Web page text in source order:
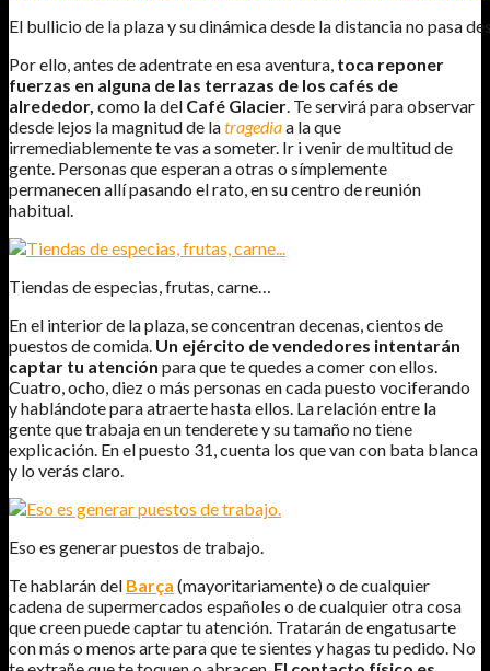
El bullicio de la plaza y su dinámica desde la distancia no pasa
Por ello, antes de adentrate en esa aventura, toca reponer
fuerzas en alguna de las terrazas de los cafés de
alrededor, como la del Café Glacier. Te servirá para observar
desde lejos la magnitud de latragediaa la que
irremediablemente te vas a someter. Ir i venir de multitud de
gente. Personas que esperan a otras o símplemente
permanecen allí pasando el rato, en su centro de reunión
habitual.
Tiendas de especias, frutas, carne…
En el interior de la plaza, se concentran decenas, cientos de
puestos de comida. Un ejército de vendedores intentarán
captar tu atención para que te quedes a comer con ellos.
Cuatro, ocho, diez o más personas en cada puesto vociferando
y hablándote para atraerte hasta ellos. La relación entre la
gente que trabaja en un tenderete y su tamaño no tiene
explicación. En el puesto 31, cuenta los que van con bata blanca
y lo verás claro.
Eso es generar puestos de trabajo.
Te hablarán del Barça (mayoritariamente) o de cualquier
cadena de supermercados españoles o de cualquier otra cosa
que creen puede captar tu atención. Tratarán de engatusarte
con más o menos arte para que te sientes y hagas tu pedido. No